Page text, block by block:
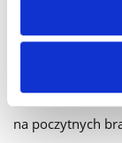
Kolejnym
lojalnościowego
na poczytnych